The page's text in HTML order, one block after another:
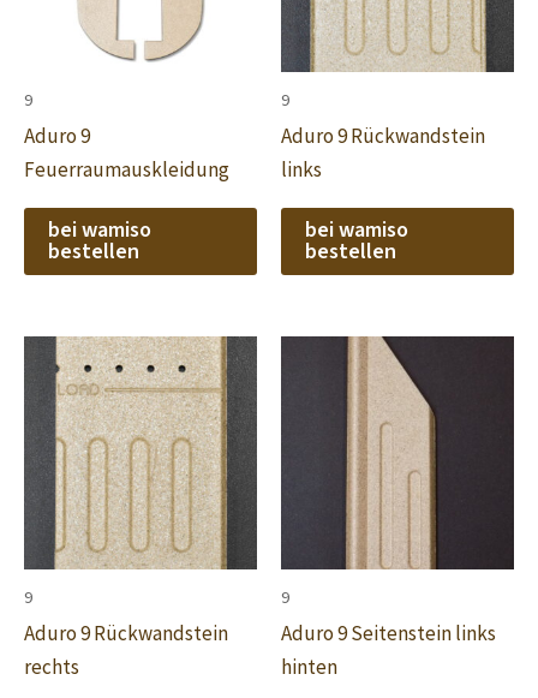
9
Aduro 9
Feuerraumauskleidung
bei wamiso
bestellen
9
Aduro 9 Rückwandstein
links
bei wamiso
bestellen
9
Aduro 9 Rückwandstein
rechts
9
Aduro 9 Seitenstein links
hinten